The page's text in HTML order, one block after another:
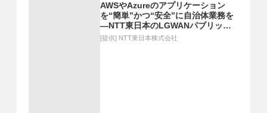
AWSやAzureのアプリケーション
を“簡単”かつ“安全”に自治体業務を
―NTT東日本のLGWANパブリック
クラウド接続支援サービス―
[提供] NTT東日本株式会社